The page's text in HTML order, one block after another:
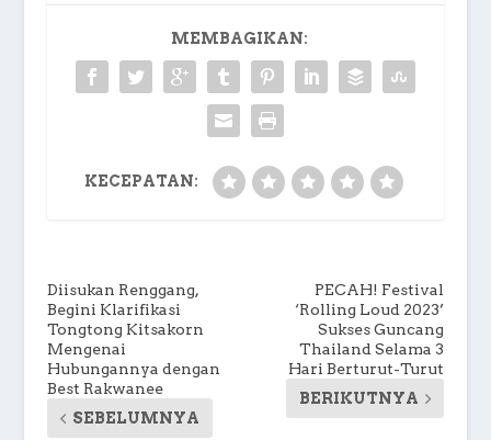
MEMBAGIKAN:
KECEPATAN:
Diisukan Renggang,
Begini Klarifikasi
Tongtong Kitsakorn
Mengenai
Hubungannya dengan
Best Rakwanee
SEBELUMNYA
PECAH! Festival
‘Rolling Loud 2023’
Sukses Guncang
Thailand Selama 3
Hari Berturut-Turut
BERIKUTNYA